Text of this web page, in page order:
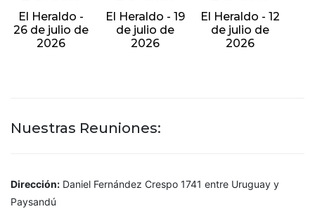
El Heraldo -
26 de julio de
2026
El Heraldo - 19
de julio de
2026
El Heraldo - 12
de julio de
2026
Nuestras Reuniones:
Dirección: Daniel Fernández Crespo 1741 entre Uruguay y
Paysandú